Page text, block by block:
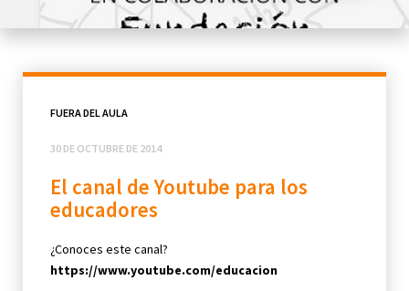
FUERA DEL AULA
30 DE OCTUBRE DE 2014
El canal de Youtube para los
educadores
¿Conoces este canal?
https://www.youtube.com/educacion